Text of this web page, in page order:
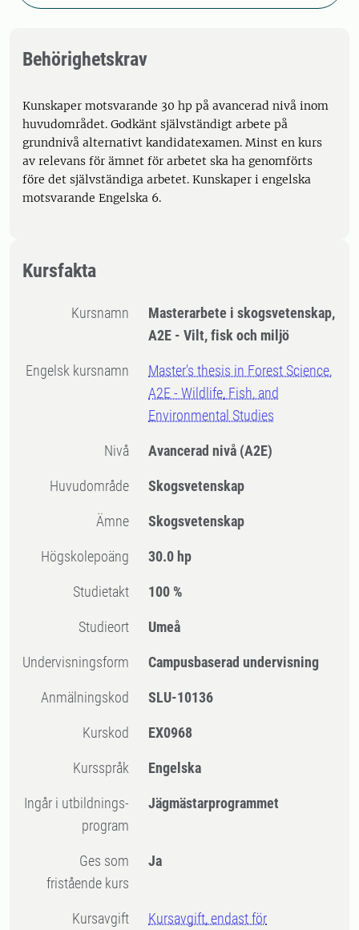
Behörighetskrav
Kunskaper motsvarande 30 hp på avancerad nivå inom
huvudområdet. Godkänt självständigt arbete på
grundnivå alternativt kandidatexamen. Minst en kurs
av relevans för ämnet för arbetet ska ha genomförts
före det självständiga arbetet. Kunskaper i engelska
motsvarande Engelska 6.
Kursfakta
Kursnamn
Masterarbete i skogsvetenskap,
A2E - Vilt, fisk och miljö
Engelsk kursnamn
Master's thesis in Forest Science,
A2E - Wildlife, Fish, and
Environmental Studies
Nivå Avancerad nivå (A2E)
Huvudområde Skogsvetenskap
Ämne Skogsvetenskap
högskolepoäng 30.0 hp
Studietakt 100 %
Studieort Umeå
Undervisningsform Campusbaserad undervisning
Anmälningskod SLU-10136
Kurskod EX0968
Kursspråk Engelska
Ingår i utbildnings-
program
Jägmästarprogrammet
Ges som
fristående kurs
Ja
Kursavgift Kursavgift, endast för